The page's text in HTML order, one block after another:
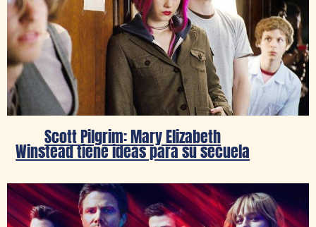
Scott Pilgrim: Mary Elizabeth
Winstead tiene ideas para su secuela